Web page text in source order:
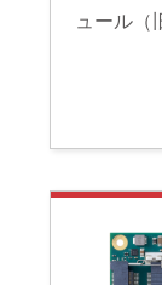
ュール（